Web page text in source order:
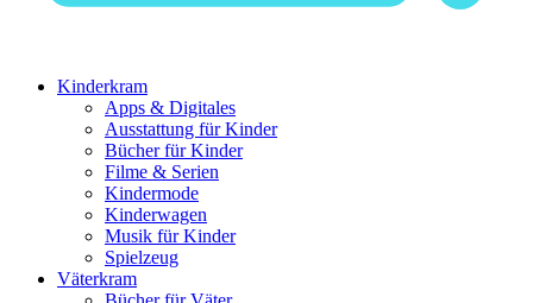
Kinderkram
Apps & Digitales
Ausstattung für Kinder
Bücher für Kinder
Filme & Serien
Kindermode
Kinderwagen
Musik für Kinder
Spielzeug
Väterkram